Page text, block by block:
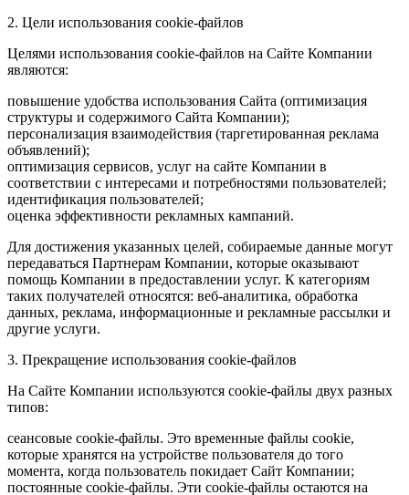
2. Цели использования cookie-файлов
Целями использования cookie-файлов на Сайте Компании
являются:
повышение удобства использования Сайта (оптимизация
структуры и содержимого Сайта Компании);
персонализация взаимодействия (таргетированная реклама
объявлений);
оптимизация сервисов, услуг на сайте Компании в
соответствии с интересами и потребностями пользователей;
идентификация пользователей;
оценка эффективности рекламных кампаний.
Для достижения указанных целей, собираемые данные могут
передаваться Партнерам Компании, которые оказывают
помощь Компании в предоставлении услуг. К категориям
таких получателей относятся: веб-аналитика, обработка
данных, реклама, информационные и рекламные рассылки и
другие услуги.
3. Прекращение использования cookie-файлов
На Сайте Компании используются cookie-файлы двух разных
типов:
сеансовые cookie-файлы. Это временные файлы cookie,
которые хранятся на устройстве пользователя до того
момента, когда пользователь покидает Сайт Компании;
постоянные cookie-файлы. Эти cookie-файлы остаются на